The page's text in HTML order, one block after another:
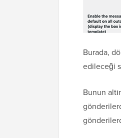
Burada,
edileceği
Bunun